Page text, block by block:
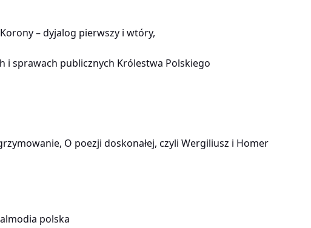
– dyjalog pierwszy i wtóry,
i sprawach publicznych Królestwa Polskiego
O poezji doskonałej, czyli Wergiliusz i Homer
polska